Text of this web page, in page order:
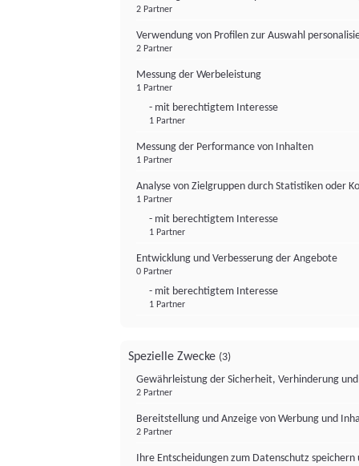
2 Partner
Verwendung von Profilen zur Auswahl
2 Partner
Messung der Werbeleistung
1 Partner
- mit berechtigtem Interesse
1 Partner
Messung der Performance von Inhalten
1 Partner
Analyse von Zielgruppen durch Statistiken oder
1 Partner
- mit berechtigtem Interesse
1 Partner
Entwicklung und Verbesserung der Angebote
0 Partner
- mit berechtigtem Interesse
1 Partner
Spezielle Zwecke (3)
Gewährleistung der Sicherheit, Verhinderung
2 Partner
Bereitstellung und Anzeige von Werbung und
2 Partner
Ihre Entscheidungen zum Datenschutz